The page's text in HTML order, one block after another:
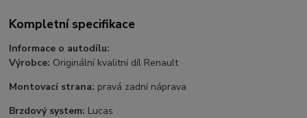
Kompletní specifikace
Informace o autodílu:
Výrobce: Originální kvalitní díl Renault
Montovací strana: pravá zadní náprava
Brzdový system: Lucas